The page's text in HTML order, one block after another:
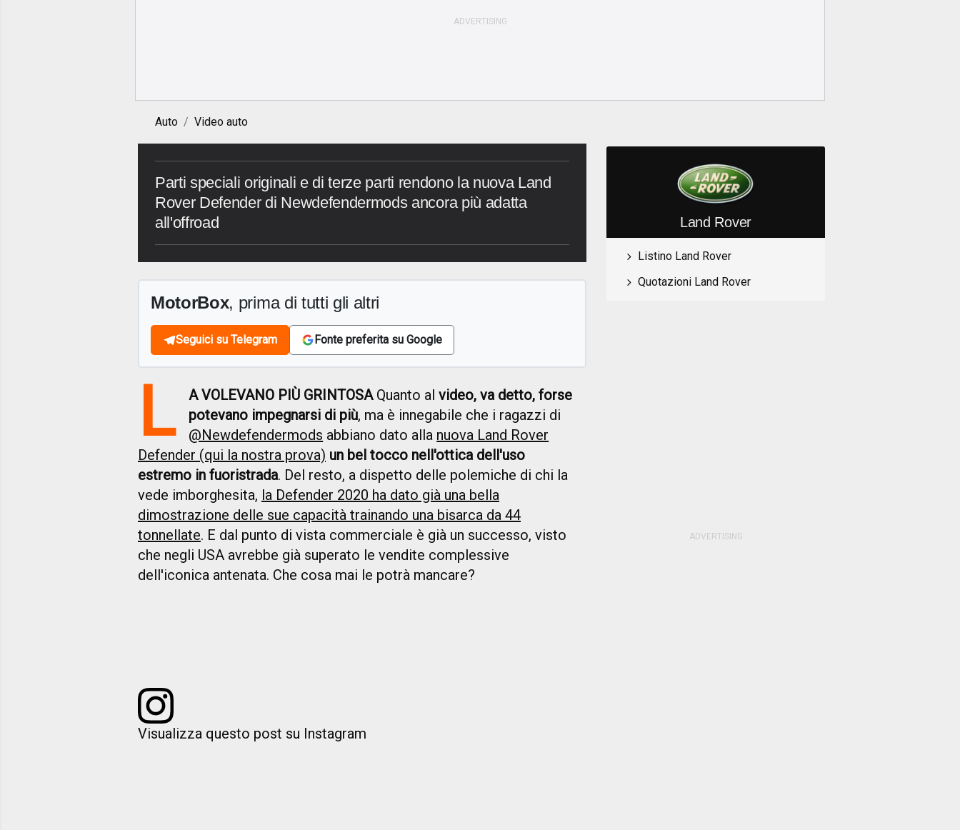
Auto Video auto
Parti speciali originali e di terze parti rendono la nuova Land
Rover Defender di Newdefendermods ancora più adatta
all'offroad
MotorBox, prima di tutti gli altri
Seguici su Telegram Fonte preferita su Google
L A VOLEVANO PIÙ GRINTOSAQuanto alvideo, va detto, forse
potevano impegnarsi di più, ma è innegabile che i ragazzi di
@Newdefendermods abbiano dato alla nuova Land Rover
Defender (qui la nostra prova) un bel tocco nell'ottica dell'uso
estremo in fuoristrada. Del resto, a dispetto delle polemiche di chi la
vede imborghesita, la Defender 2020 ha dato già una bella
dimostrazione delle sue capacità trainando una bisarca da 44
tonnellate. E dal punto di vista commerciale è già un successo, visto
che negli USA avrebbe già superato le vendite complessive
dell'iconica antenata. Che cosa mai le potrà mancare?
Visualizza questo post su Instagram
Land Rover
Listino Land Rover
Quotazioni Land Rover